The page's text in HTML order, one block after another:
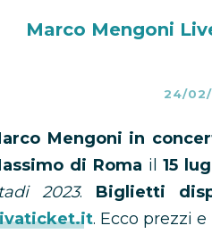
Marco Mengoni
24/
Mengoni in
di Roma il 15
2023. Biglietti
. Ecco prezzi